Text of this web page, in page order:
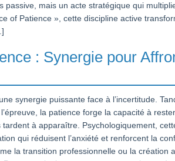
passive, mais un acte stratégique qui
of Patience », cette discipline active
: Synergie pour
synergie puissante face à l’incertitude.
la patience forge la capacité à
tardent à apparaître. Psychologiquement,
qui réduisent l’anxiété et renforcent la
la transition professionnelle ou la création